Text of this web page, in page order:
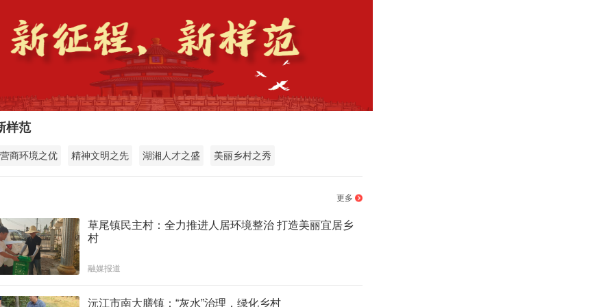
样范
营商环境之优 精神文明之先 湖湘人才之盛 美丽乡村之秀
更多
草尾镇民主村：全力推进人居环境整治 打造美丽宜居乡
村
融媒报道
沅江市南大膳镇：“灰水”治理，绿化乡村